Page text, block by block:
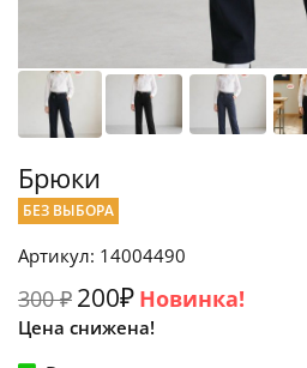
Брюки
БЕЗ ВЫБОРА
Артикул: 14004490
300 ₽ 200₽ Новинка!
Цена снижена!